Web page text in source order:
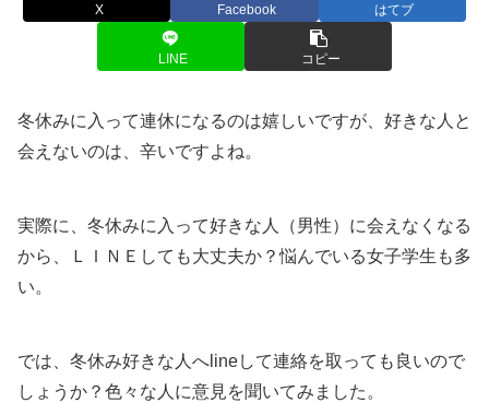
X Facebook はてブ
LINE コピー
冬休みに入って連休になるのは嬉しいですが、好きな人と
会えないのは、辛いですよね。
実際に、冬休みに入って好きな人（男性）に会えなくなる
から、ＬＩＮＥしても大丈夫か？悩んでいる女子学生も多
い。
では、冬休み好きな人へlineして連絡を取っても良いので
しょうか？色々な人に意見を聞いてみました。